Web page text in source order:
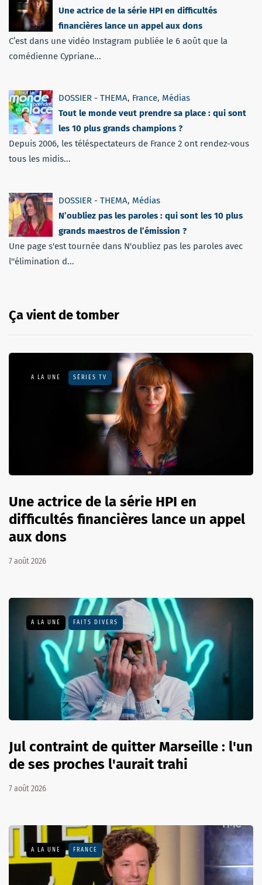
Une actrice de la série HPI en difficultés
financières lance un appel aux dons
C’est dans une vidéo Instagram publiée le 6 août que la
comédienne Cypriane...
DOSSIER - THEMA, France, Médias
Tout le monde veut prendre sa place : qui sont
les 10 plus grands champions ?
Depuis 2006, les téléspectateurs de France 2 ont rendez-vous
tous les midis...
DOSSIER - THEMA, Médias
N’oubliez pas les paroles : qui sont les 10 plus
grands maestros de l’émission ?
Une page s'est tournée dans N'oubliez pas les paroles avec
l''élimination d...
Ça vient de tomber
A LA UNE SÉRIES TV
Une actrice de la série HPI en
difficultés financières lance un appel
aux dons
7 août 2026
A LA UNE FAITS DIVERS
Jul contraint de quitter Marseille : l'un
de ses proches l'aurait trahi
7 août 2026
A LA UNE FRANCE